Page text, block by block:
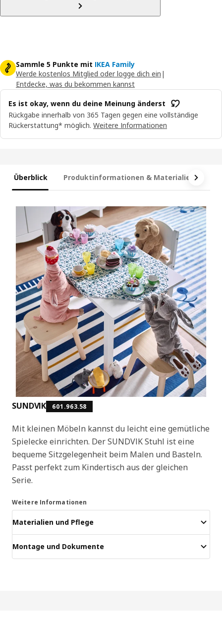
Sammle 5 Punkte mit IKEA Family
Werde kostenlos Mitglied oder logge dich ein |
Entdecke, was du bekommen kannst
Es ist okay, wenn du deine Meinung änderst
Rückgabe innerhalb von 365 Tagen gegen eine vollständige
Rückerstattung* möglich. Weitere Informationen
Überblick Produktinformationen & Materialien
SUNDVIK 601.963.58
Mit kleinen Möbeln kannst du leicht eine gemütliche
Spielecke einrichten. Der SUNDVIK Stuhl ist eine
bequeme Sitzgelegenheit beim Malen und Basteln.
Passt perfekt zum Kindertisch aus der gleichen
Serie.
Weitere Informationen
Materialien und Pflege
Montage und Dokumente